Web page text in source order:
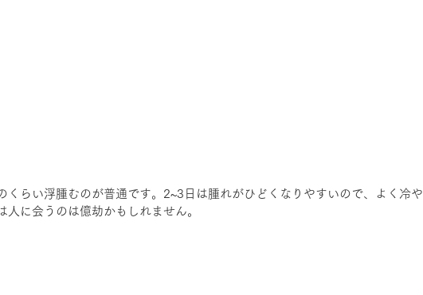
くらい浮腫むのが普通です。2~3日は腫れがひどくなりやすいので、よく冷や
人に会うのは億劫かもしれません。